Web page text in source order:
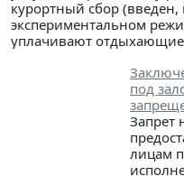
курортный сбор
экспериментальном
уплачивают
под
Запрет
лицам